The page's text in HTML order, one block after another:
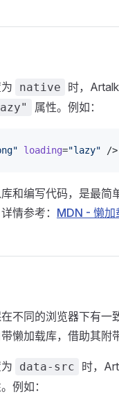
native
时，
属性。例如：
loading="lazy" />
和编写代码，是最简
情参考： MDN - 懒加
不同的浏览器下有
懒加载库，借助其附
data-src 时，
例如：